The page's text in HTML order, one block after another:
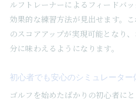
ルフトレーナーによるフィードバッ
効果的な練習方法が見出せます。
のスコアアップが実現可能となり
分に味わえるようになります。
初心者でも安心のシミュレーター
ゴルフを始めたばかりの初心者に